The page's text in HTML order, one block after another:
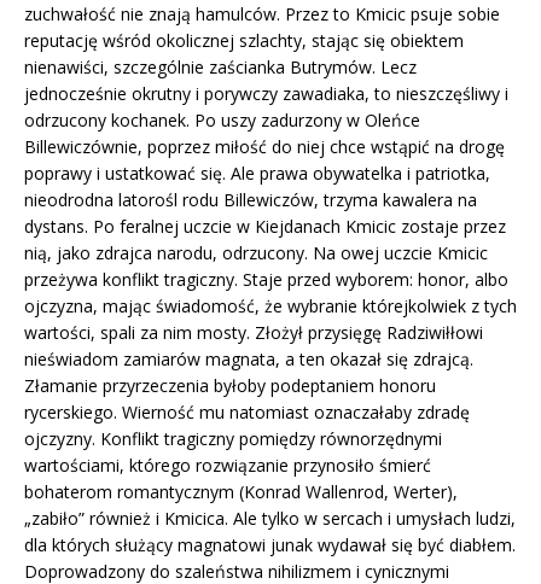
zuchwałość nie znają hamulców. Przez to Kmicic psuje sobie
reputację wśród okolicznej szlachty, stając się obiektem
nienawiści, szczególnie zaścianka Butrymów. Lecz
jednocześnie okrutny i porywczy zawadiaka, to nieszczęśliwy i
odrzucony kochanek. Po uszy zadurzony w Oleńce
Billewiczównie, poprzez miłość do niej chce wstąpić na drogę
poprawy i ustatkować się. Ale prawa obywatelka i patriotka,
nieodrodna latorośl rodu Billewiczów, trzyma kawalera na
dystans. Po feralnej uczcie w Kiejdanach Kmicic zostaje przez
nią, jako zdrajca narodu, odrzucony. Na owej uczcie Kmicic
przeżywa konflikt tragiczny. Staje przed wyborem: honor, albo
ojczyzna, mając świadomość, że wybranie którejkolwiek z tych
wartości, spali za nim mosty. Złożył przysięgę Radziwiłłowi
nieświadom zamiarów magnata, a ten okazał się zdrajcą.
Złamanie przyrzeczenia byłoby podeptaniem honoru
rycerskiego. Wierność mu natomiast oznaczałaby zdradę
ojczyzny. Konflikt tragiczny pomiędzy równorzędnymi
wartościami, którego rozwiązanie przynosiło śmierć
bohaterom romantycznym (Konrad Wallenrod, Werter),
„zabiło” również i Kmicica. Ale tylko w sercach i umysłach ludzi,
dla których służący magnatowi junak wydawał się być diabłem.
Doprowadzony do szaleństwa nihilizmem i cynicznymi